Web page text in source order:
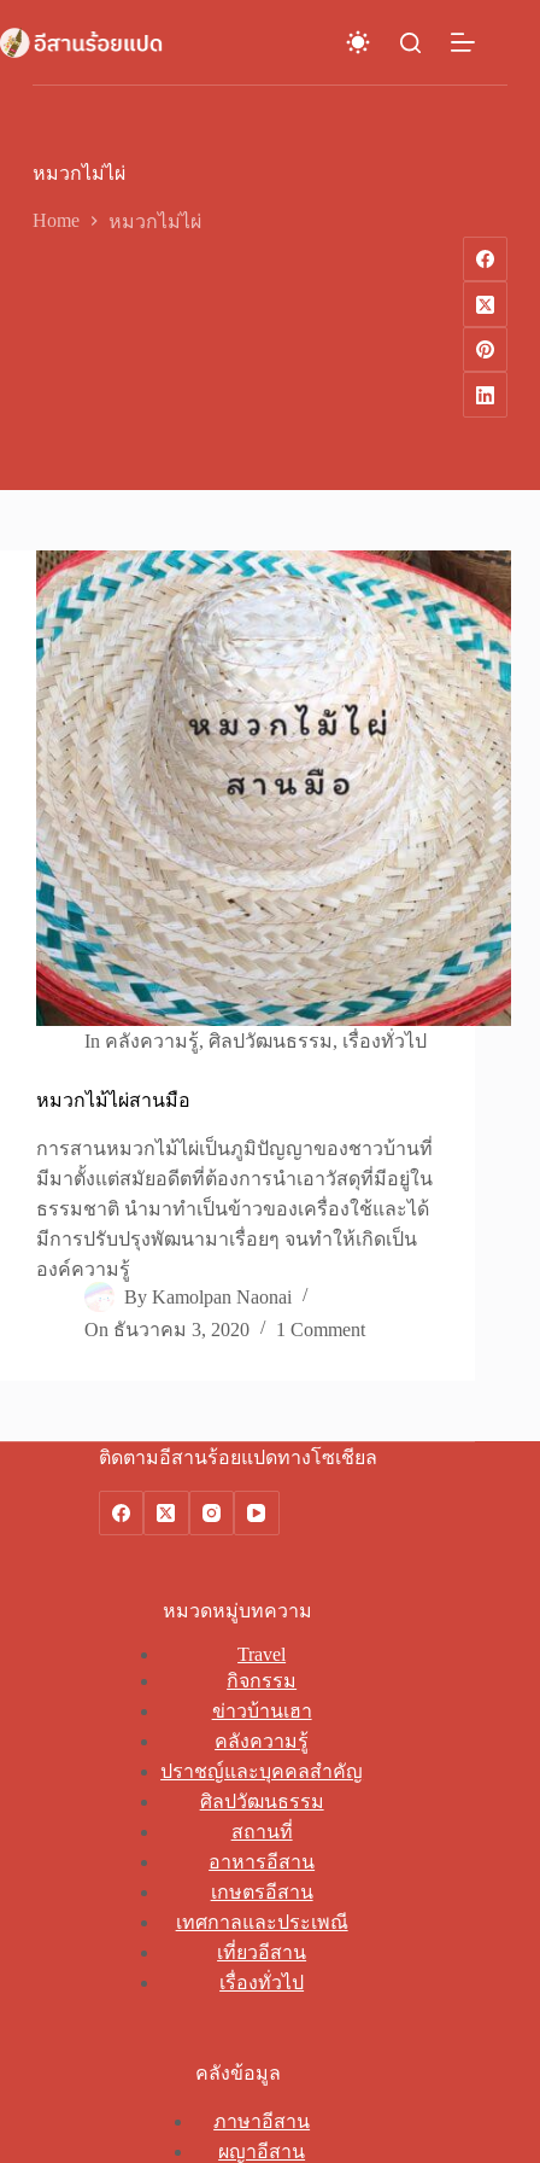
to
content
หมวกไม่ไผ่
Home หมวกไม่ไผ่
In คลังความรู้,ศิลปวัฒนธรรม, เรื่องทั่วไป
หมวกไม้ไผ่สานมือ
การสานหมวกไม้ไผ่เป็นภูมิปัญญาของชาวบ้านที่
มีมาตั้งแต่สมัยอดีตที่ต้องการนำเอาวัสดุที่มีอยู่ใน
ธรรมชาติ นำมาทำเป็นข้าวของเครื่องใช้และได้
มีการปรับปรุงพัฒนามาเรื่อยๆ จนทำให้เกิดเป็น
องค์ความรู้
By Kamolpan Naonai
On ธันวาคม 3, 2020 1 Comment
ติดตามอีสานร้อยแปดทางโซเชียล
หมวดหมู่บทความ
Travel
กิจกรรม
ข่าวบ้านเฮา
คลังความรู้
ปราชญ์และบุคคลสำคัญ
ศิลปวัฒนธรรม
สถานที่
อาหารอีสาน
เกษตรอีสาน
เทศกาลและประเพณี
เที่ยวอีสาน
เรื่องทั่วไป
คลังข้อมูล
ภาษาอีสาน
ผญาอีสาน